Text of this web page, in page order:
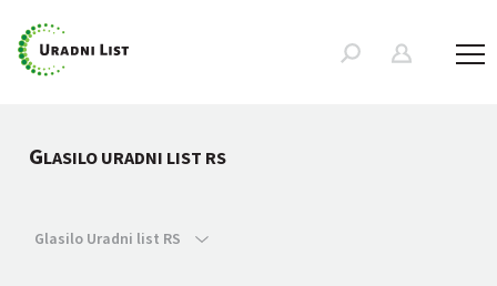
GLASILO URADNI LIST RS
Glasilo Uradni list RS